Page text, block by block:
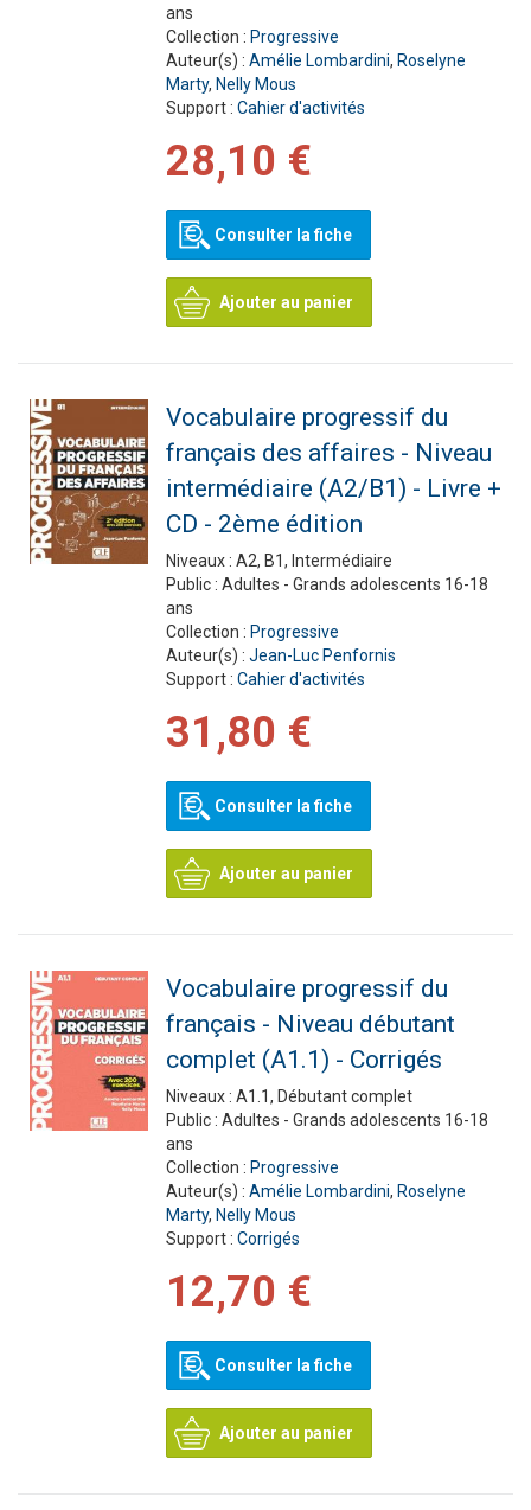
ans
Collection : Progressive
Auteur(s) : Amélie Lombardini, Roselyne
Marty, Nelly Mous
Support : Cahier d'activités
28,10 €
Consulter la fiche
Ajouter au panier
Vocabulaire progressif du
français des affaires - Niveau
intermédiaire (A2/B1) - Livre +
CD - 2ème édition
Niveaux : A2, B1, Intermédiaire
Public : Adultes - Grands adolescents 16-18
ans
Collection : Progressive
Auteur(s) : Jean-Luc Penfornis
Support : Cahier d'activités
31,80 €
Consulter la fiche
Ajouter au panier
Vocabulaire progressif du
français - Niveau débutant
complet (A1.1) - Corrigés
Niveaux : A1.1, Débutant complet
Public : Adultes - Grands adolescents 16-18
ans
Collection : Progressive
Auteur(s) : Amélie Lombardini, Roselyne
Marty, Nelly Mous
Support : Corrigés
12,70 €
Consulter la fiche
Ajouter au panier